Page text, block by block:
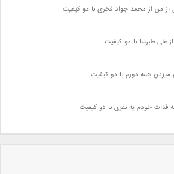
از من از محمد جواد فخری با دو کیفیت
علی طبرسا با دو کیفیت
میزدن همه دورم با دو کیفیت
فدات خودم یه نفری با دو کیفیت